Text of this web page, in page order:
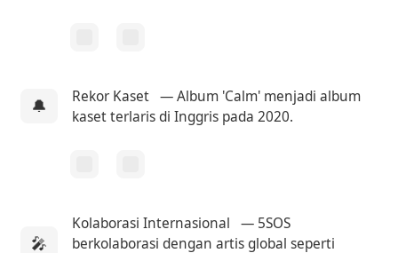
🔔 Rekor Kaset — Album 'Calm' menjadi album
kaset terlaris di Inggris pada 2020.
🎤
Kolaborasi Internasional
— 5SOS
berkolaborasi dengan artis global seperti